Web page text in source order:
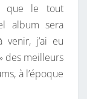
que le tout
album sera
j’ai eu
des meilleurs
à l’époque